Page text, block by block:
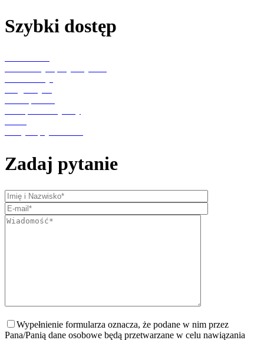
Szybki dostęp
Zadaj pytanie
Wypełnienie formularza oznacza, że podane w nim przez
Pana/Panią dane osobowe będą przetwarzane w celu nawiązania